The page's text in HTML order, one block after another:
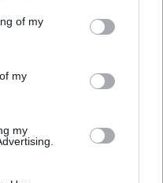
of my
my
my
των πελατών
του ΔΕΔΔΗΕ και
προσλήψεων από τον
στο Ίσαρη
στην Τρίπολη